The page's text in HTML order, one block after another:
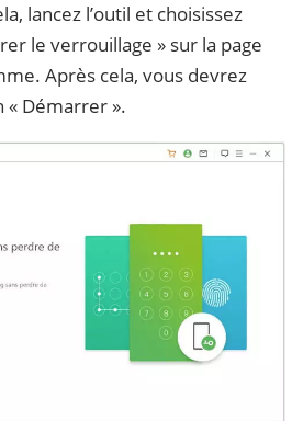
lancez l’outil et choisissez
le verrouillage » sur la page
Après cela, vous devrez
« Démarrer ».